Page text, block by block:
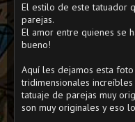
El estilo de este tatuador
parejas.
El amor entre quienes se
bueno!
Aquí les dejamos esta
tridimensionales
tatuaje de parejas muy
son muy originales y eso